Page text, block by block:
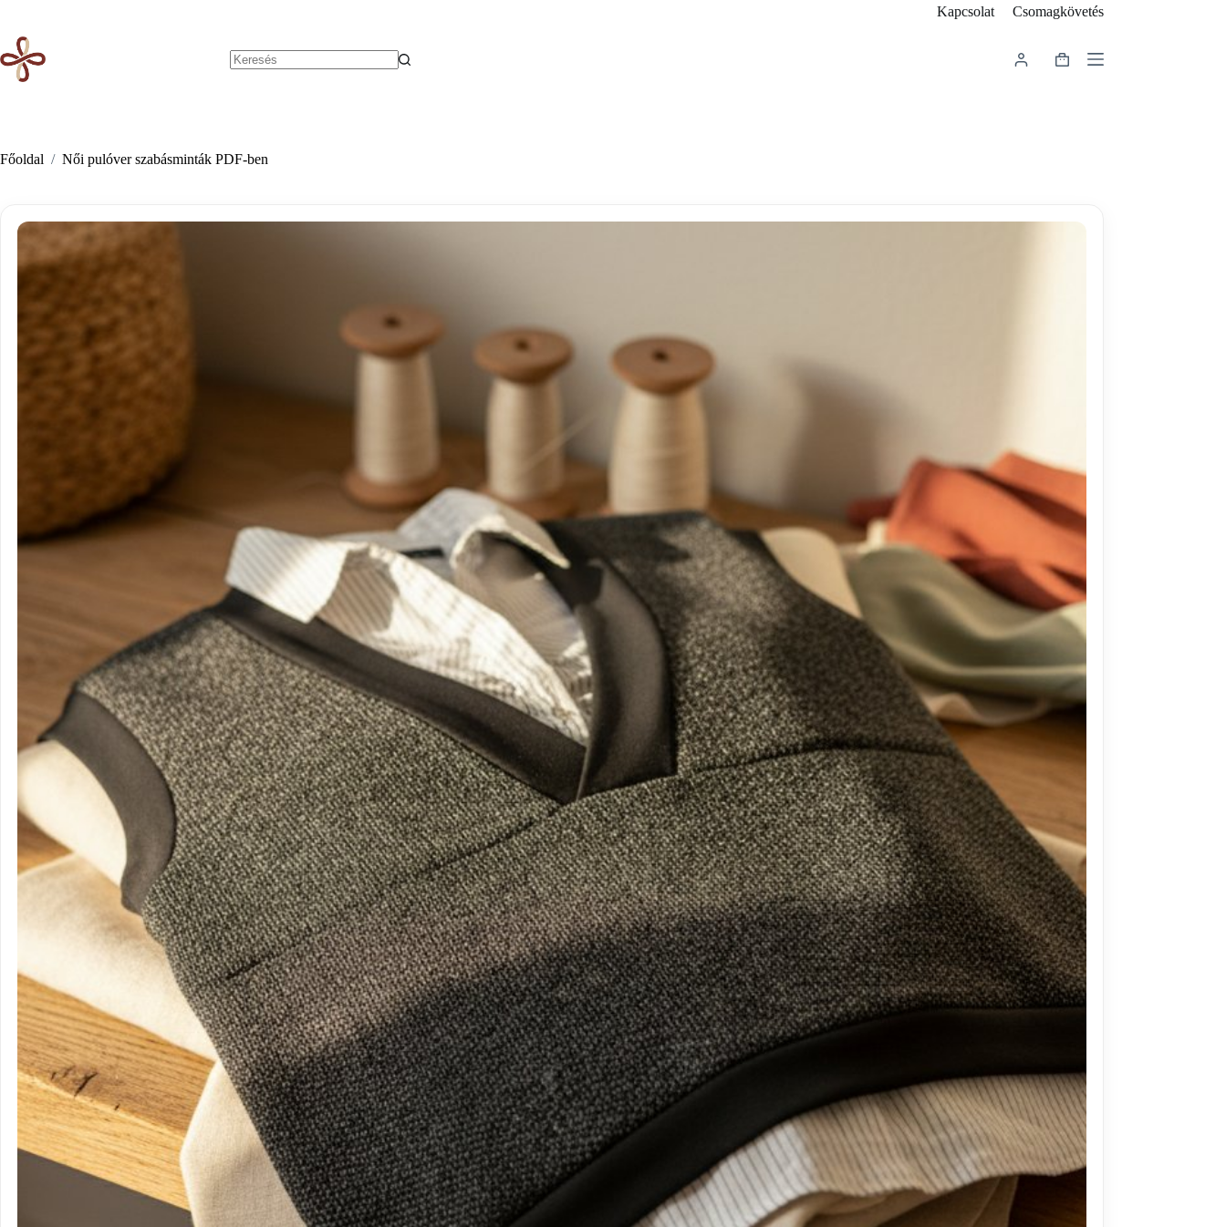
content
Kapcsolat Csomagkövetés
Shopping
Főoldal / Női pulóver szabásminták PDF-ben